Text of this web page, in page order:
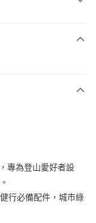
專為登山愛好者設
行必備配件，城市綠